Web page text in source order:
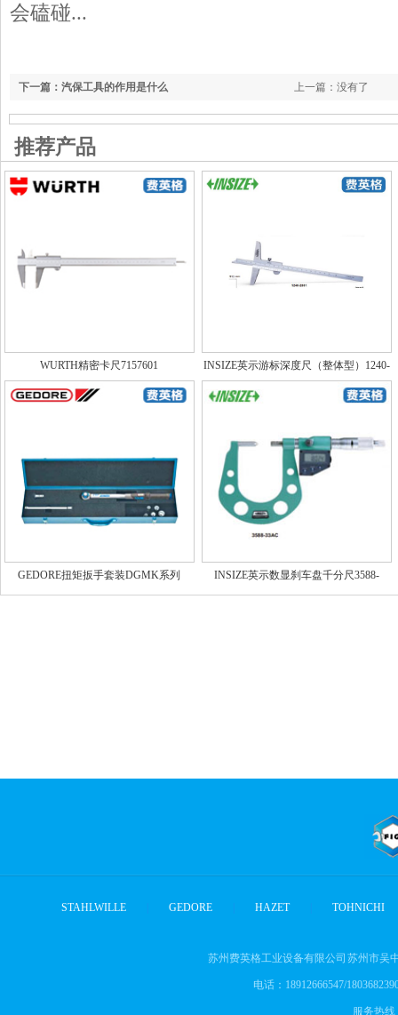
会磕碰...
上一篇：没有了
下一篇：汽保工具的作用是什么
推荐产品
WURTH精密卡尺7157601
INSIZE英示游标深度尺（整体型）1240-
2001
GEDORE扭矩扳手套装DGMK系列
INSIZE英示数显刹车盘千分尺3588-
STAHLWILLE GEDORE HAZET TOHNICHI
苏州费英格工业设备有限公司 苏州市吴
电话：18912666547/
服务热线